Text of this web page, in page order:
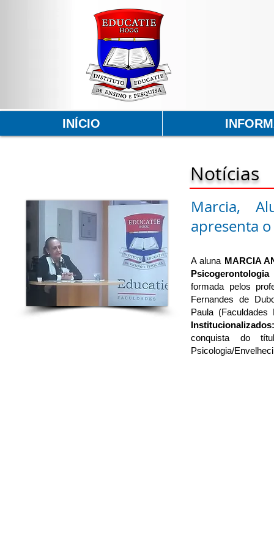
Notícias
Marcia,
apresenta
A aluna MARCIA
Psicogerontologia
formada pelos
Fernandes de
Paula
conquista do
Psicologia/
INÍCIO